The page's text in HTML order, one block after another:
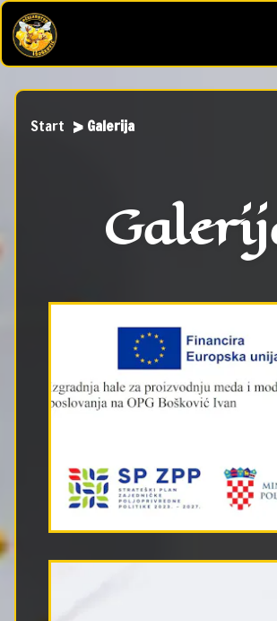
Start Galerija